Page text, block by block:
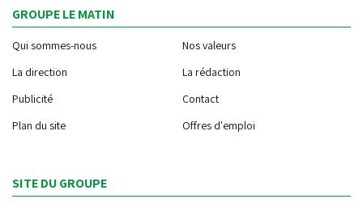
GROUPE LE MATIN
Qui sommes-nous
Nos valeurs
La direction
La rédaction
Publicité
Contact
Plan du site
Offres d'emploi
SITE DU GROUPE